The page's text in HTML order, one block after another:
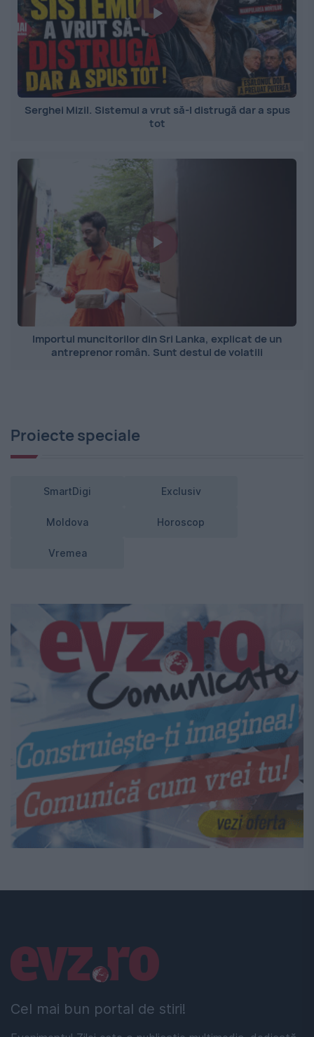
Serghei Mizil. Sistemul a vrut să-l distrugă dar a spus
tot
Importul muncitorilor din Sri Lanka, explicat de un
antreprenor român. Sunt destul de volatili
Proiecte speciale
SmartDigi Exclusiv
Moldova Horoscop
Vremea
Cel mai bun portal de stiri!
Linkuri utile